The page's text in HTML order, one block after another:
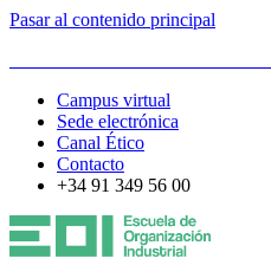
Pasar al contenido principal
Campus virtual
Sede electrónica
Canal Ético
Contacto
+34 91 349 56 00